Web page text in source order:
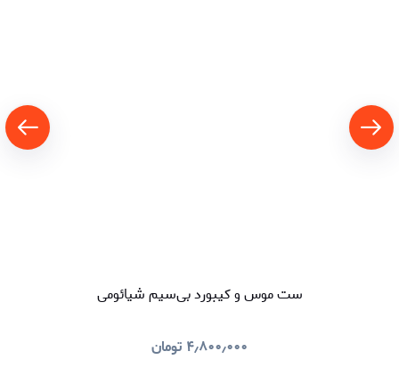
ست موس و کیبورد بی‌سیم شیائومی
۴٫۸۰۰٫۰۰۰ تومان